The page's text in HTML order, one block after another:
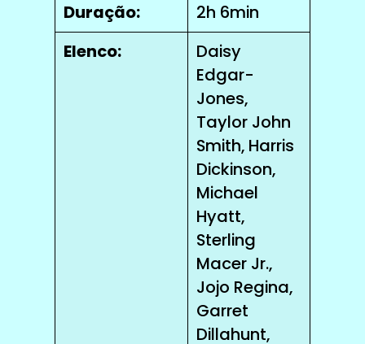
Duração:
2h 6min
Elenco:
Daisy
Edgar-
Jones,
Taylor John
Smith, Harris
Dickinson,
Michael
Hyatt,
Sterling
Macer Jr.,
Jojo Regina,
Garret
Dillahunt,